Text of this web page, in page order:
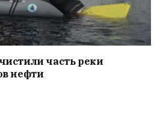
часть реки
нефти